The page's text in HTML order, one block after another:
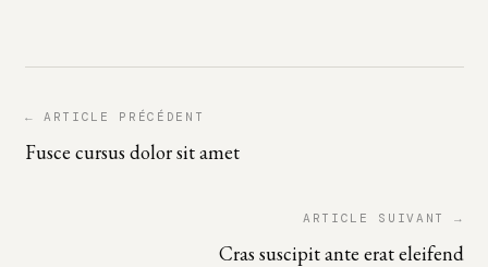
← ARTICLE PRÉCÉDENT
Fusce cursus dolor sit amet
ARTICLE SUIVANT →
Cras suscipit ante erat eleifend